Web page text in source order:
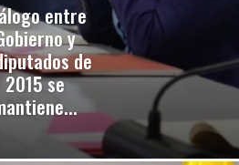
entre
y
de
2015 se